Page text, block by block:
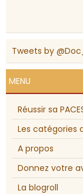
Tweets by
MENU
Réussir sa
Les catégories
A propos
Donnez votre
La blogroll